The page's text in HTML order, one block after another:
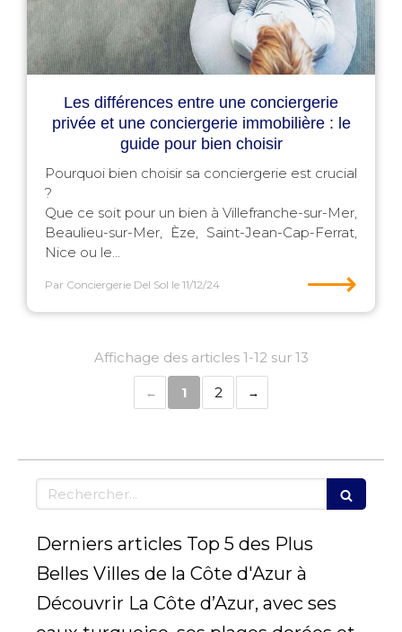
Les différences entre une conciergerie
privée et une conciergerie immobilière : le
guide pour bien choisir
Pourquoi bien choisir sa conciergerie est crucial
?
Que ce soit pour un bien à Villefranche-sur-Mer,
Beaulieu-sur-Mer, Èze, Saint-Jean-Cap-Ferrat,
Nice ou le...
Par Conciergerie Del Sol le 11/12/24 ⟶
Affichage des articles 1-12 sur 13
1 2
Rechercher
Derniers articles Top 5 des Plus
Belles Villes de la Côte d'Azur à
Découvrir La Côte d’Azur, avec ses